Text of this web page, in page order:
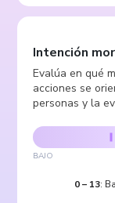
Intención
Evalúa en qué
acciones se
personas y la
BAJO
0– 13: